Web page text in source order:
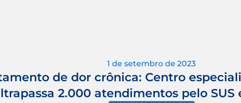
1 de setembro de 2023
de dor crônica: Centro
2.000 atendimentos pelo SUS